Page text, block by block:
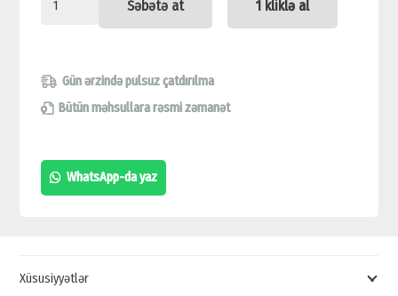
9KANAL
GÜC
ENERJİ
TƏCHİZATI,
Səbətə at 1 kliklə al
Gün ərzində pulsuz çatdırılma
Bütün məhsullara rəsmi zəmanət
WhatsApp-da yaz
Xüsusiyyətlər